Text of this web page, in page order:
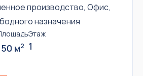
производство, Офис,
назначения
м2
Этаж
1